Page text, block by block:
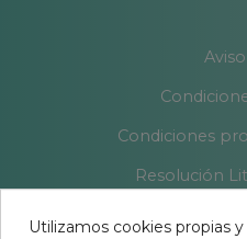
Condiciones
Resolución
Utilizamos cookies propias